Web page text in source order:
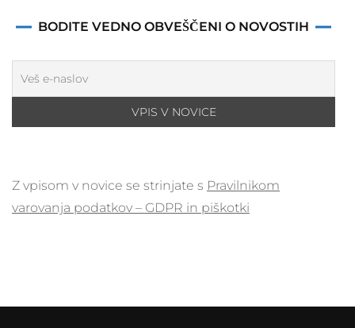
BODITE VEDNO OBVEŠČENI O NOVOSTIH
Z vpisom v novice se strinjate s Pravilnikom
varovanja podatkov – GDPR in piškotki